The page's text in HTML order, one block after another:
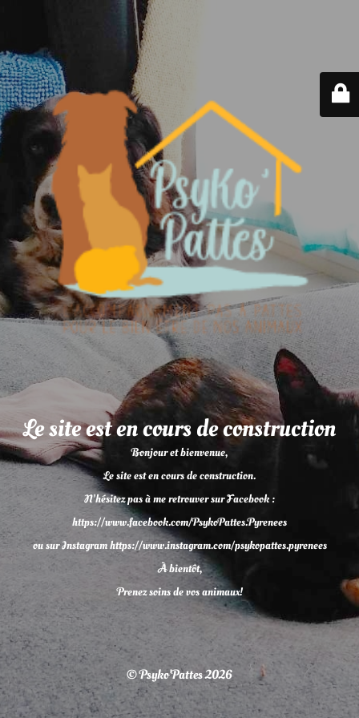
Le site est en cours de construction
Bonjour et bienvenue,
Le site est en cours de construction.
N'hésitez pas à me retrouver sur Facebook :
https://www.facebook.com/PsykoPattes.Pyrenees
ou sur Instagram https://www.instagram.com/psykopattes.pyrenees
À bientôt,
Prenez soins de vos animaux!
© Psyko'Pattes 2026